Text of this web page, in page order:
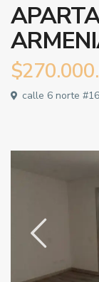
calle 6 norte